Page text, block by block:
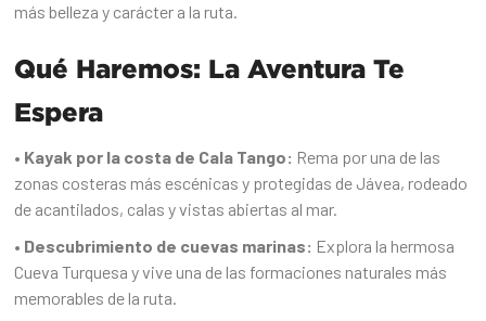
más belleza y carácter a la ruta.
Qué Haremos: La Aventura Te
Espera
• Kayak por la costa de Cala Tango: Rema por una de las
zonas costeras más escénicas y protegidas de Jávea, rodeado
de acantilados, calas y vistas abiertas al mar.
• Descubrimiento de cuevas marinas: Explora la hermosa
Cueva Turquesa y vive una de las formaciones naturales más
memorables de la ruta.